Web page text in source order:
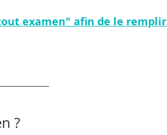
examen" afin de le remplir
?